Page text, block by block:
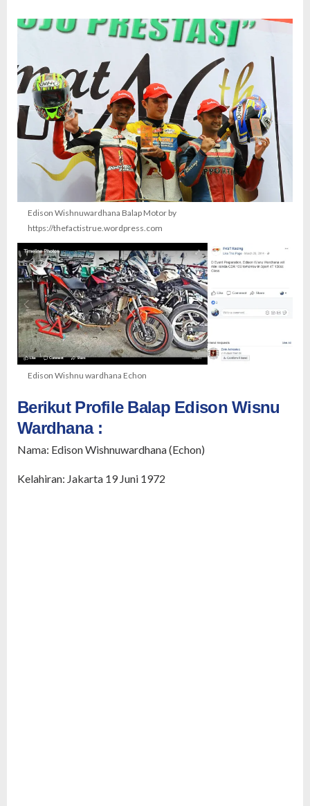
Edison Wishnuwardhana Balap Motor by
https://thefactistrue.wordpress.com
Edison Wishnu wardhana Echon
Berikut Profile Balap Edison Wisnu
Wardhana :
Nama: Edison Wishnuwardhana (Echon)
Kelahiran: Jakarta 19 Juni 1972